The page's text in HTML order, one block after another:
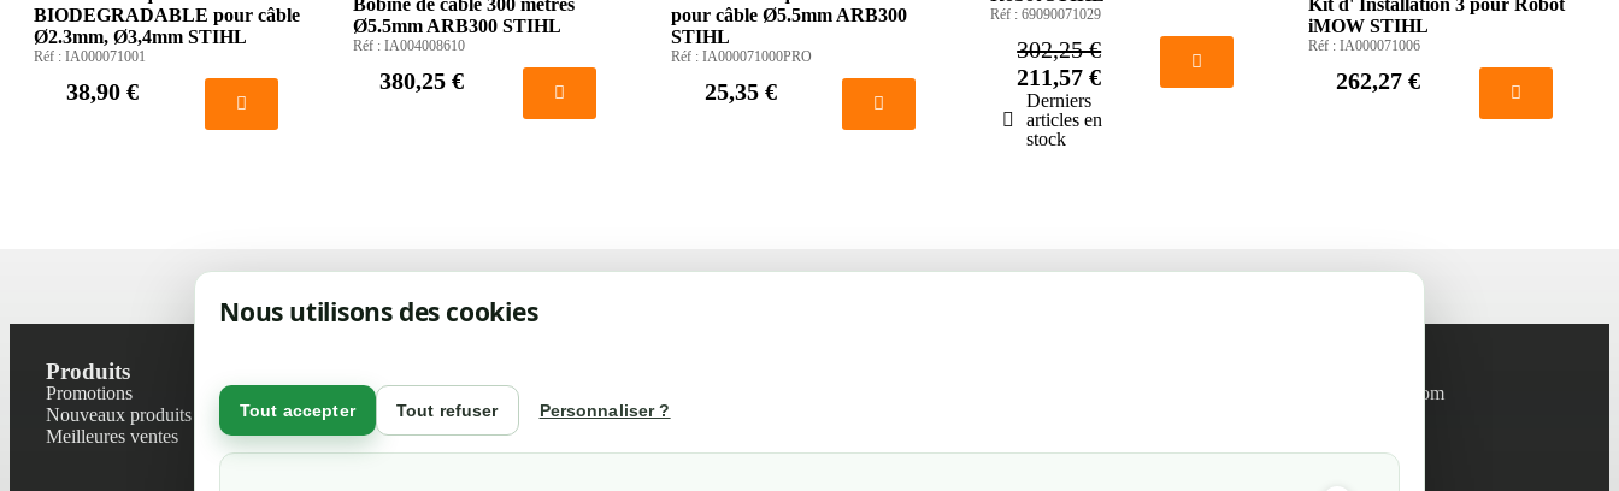
Nous utilisons des cookies
Tout accepter Tout refuser Personnaliser ?
BIODEGRADABLE pour câble
Ø2.3mm, Ø3,4mm STIHL
Réf : IA000071001
38,90 €
Ø5.5mm ARB300 STIHL
Réf : IA004008610
380,25 €
pour câble Ø5.5mm ARB300
STIHL
Réf :IA000071000PRO
25,35 €
Réf : 69090071029
302,25 €
211,57 €
Derniers
articles en
stock
iMOW STIHL
Réf :IA000071006
262,27 €
Produits
Promotions
Nouveaux produits
Meilleures ventes
Contactez-nous
Plan du site
Magasin
Mentions légales
info@green-tech-shop.com